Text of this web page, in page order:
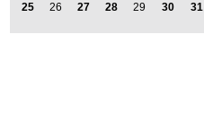
25
26 27 28 29 30 31